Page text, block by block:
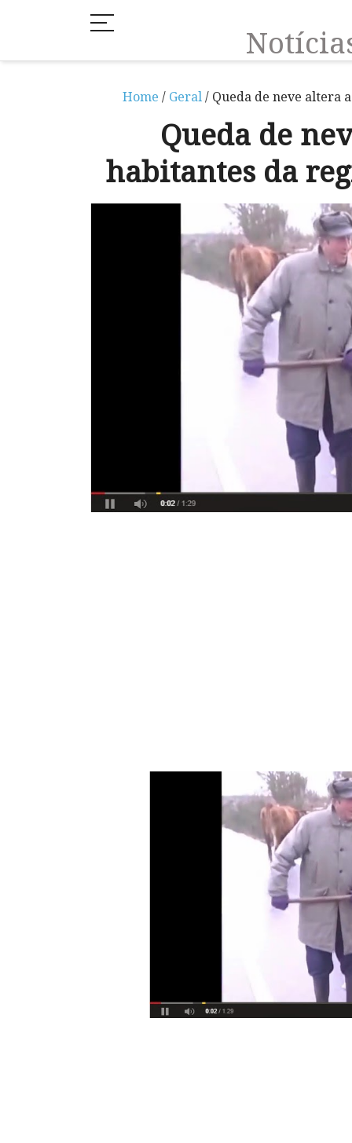
Home / Geral/ Queda de neve altera
Queda de
habitantes da